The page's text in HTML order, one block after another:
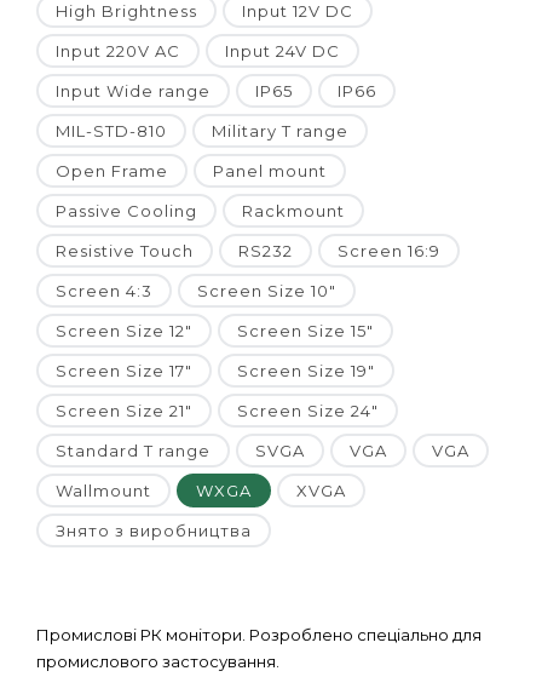
High Brightness Input 12V DC
Input 220V AC Input 24V DC
Input Wide range IP65 IP66
MIL-STD-810 Military T range
Open Frame Panel mount
Passive Cooling Rackmount
Resistive Touch RS232 Screen 16:9
Screen 4:3 Screen Size 10"
Screen Size 12" Screen Size 15"
Screen Size 17" Screen Size 19"
Screen Size 21" Screen Size 24"
Standard T range SVGA VGA VGA
Wallmount WXGA XVGA
Знято з виробництва
Промислові РК монітори. Розроблено спеціально для
промислового застосування.